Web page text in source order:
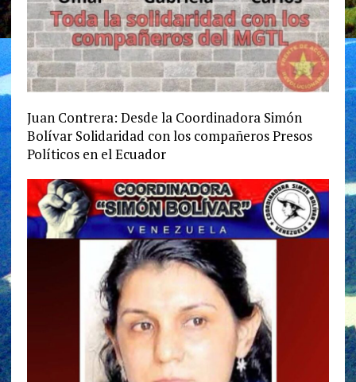
Juan Contrera: Desde la Coordinadora Simón
Bolívar Solidaridad con los compañeros Presos
Políticos en el Ecuador